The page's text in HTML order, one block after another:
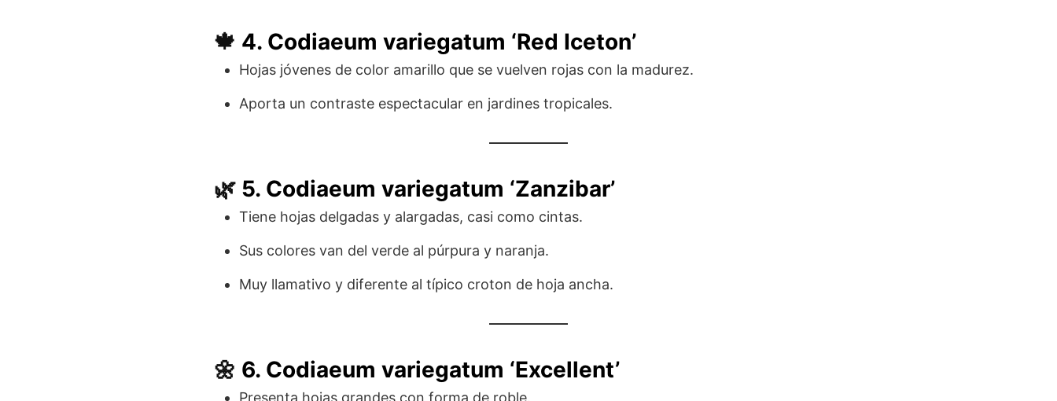
🍁 4. Codiaeum variegatum ‘Red Iceton’
Hojas jóvenes de color amarillo que se vuelven rojas con la madurez.
Aporta un contraste espectacular en jardines tropicales.
🌿 5. Codiaeum variegatum ‘Zanzibar’
Tiene hojas delgadas y alargadas, casi como cintas.
Sus colores van del verde al púrpura y naranja.
Muy llamativo y diferente al típico croton de hoja ancha.
🌼 6. Codiaeum variegatum ‘Excellent’